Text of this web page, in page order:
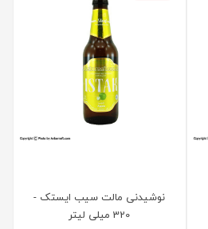
نوشیدنی مالت سیب ایستک -
320 میلی لیتر